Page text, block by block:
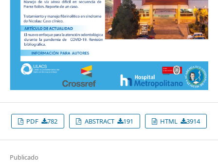
PDF 782 ABSTRACT 191 HTML 3914
Publicado